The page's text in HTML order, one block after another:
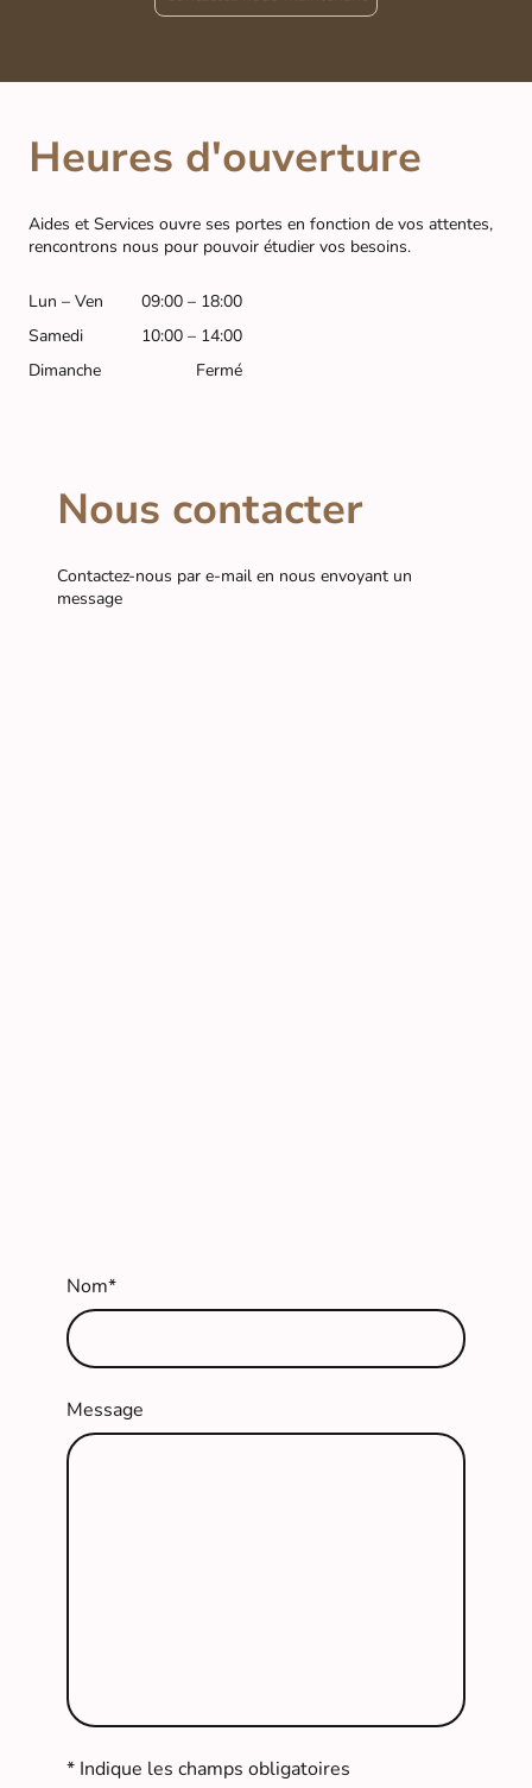
Heures d'ouverture
Aides et Services ouvre ses portes en fonction de vos attentes,
rencontrons nous pour pouvoir étudier vos besoins.
Lun – Ven
09:00 – 18:00
Samedi
10:00 – 14:00
Dimanche
Fermé
Nous contacter
Contactez-nous par e-mail en nous envoyant un
message
Nom*
Message
* Indique les champs obligatoires